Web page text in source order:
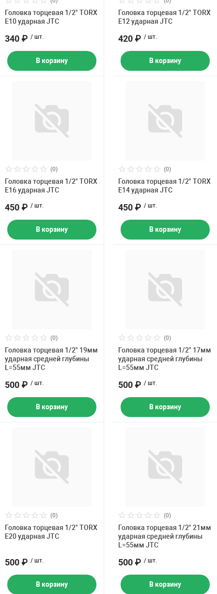
Накачка колес
Оборудование
Мотоадаптеры
Правка дисков
Разное
Головка торцевая 1/2" TORX
E10 ударная JTC
340 ₽ / шт.
В корзину
Головка торцевая 1/2" TORX
E12 ударная JTC
420 ₽ / шт.
В корзину
(0)
Головка торцевая 1/2" TORX
E16 ударная JTC
450 ₽ / шт.
В корзину
(0)
Головка торцевая 1/2" TORX
E14 ударная JTC
450 ₽ / шт.
В корзину
(0)
Головка торцевая 1/2" 19мм
ударная средней глубины
L=55мм JTC
500 ₽ / шт.
В корзину
(0)
Головка торцевая 1/2" 17мм
ударная средней глубины
L=55мм JTC
500 ₽ / шт.
В корзину
(0)
Головка торцевая 1/2" TORX
E20 ударная JTC
500 ₽ / шт.
В корзину
(0)
Головка торцевая 1/2" 21мм
ударная средней глубины
L=55мм JTC
500 ₽ / шт.
В корзину